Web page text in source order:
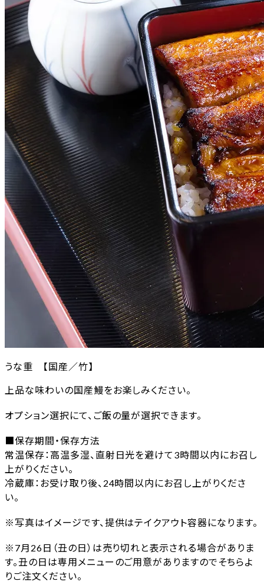
うな重 【国産／竹】
上品な味わいの国産鰻をお楽しみください。
オプション選択にて、ご飯の量が選択できます。
■保存期間・保存方法
常温保存：高温多湿、直射日光を避けて3時間以内にお召し
上がりください。
冷蔵庫：お受け取り後、24時間以内にお召し上がりくださ
い。
※写真はイメージです、提供はテイクアウト容器になります。
※7月26日（丑の日）は売り切れと表示される場合がありま
す。丑の日は専用メニューのご用意がありますのでそちらよ
りご注文ください。